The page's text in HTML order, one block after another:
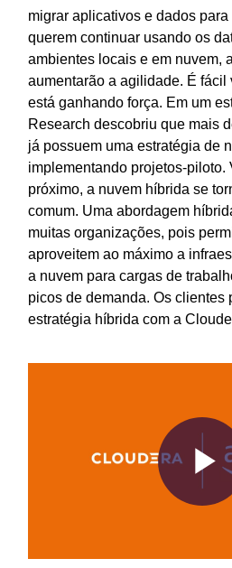
migrar aplicativos e dados
querem continuar usando os
ambientes locais e em nuvem,
aumentarão a agilidade. É fácil
está ganhando força. Em um
Research descobriu que mais
já possuem uma estratégia de
implementando projetos-piloto.
próximo, a nuvem híbrida se
comum. Uma abordagem
muitas organizações, pois
aproveitem ao máximo a
a nuvem para cargas de
picos de demanda. Os clientes
estratégia híbrida com a